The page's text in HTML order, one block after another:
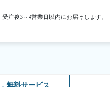
注後3～4営業日以内にお届けします。
無料サービス